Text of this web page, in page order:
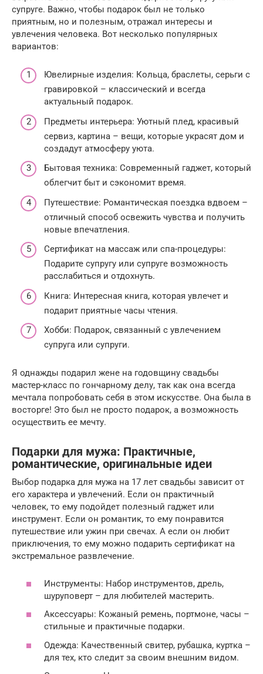
супруге. Важно, чтобы подарок был не только
приятным, но и полезным, отражал интересы и
увлечения человека. Вот несколько популярных
вариантов:
Ювелирные изделия: Кольца, браслеты, серьги с
гравировкой – классический и всегда
актуальный подарок.
Предметы интерьера: Уютный плед, красивый
сервиз, картина – вещи, которые украсят дом и
создадут атмосферу уюта.
Бытовая техника: Современный гаджет, который
облегчит быт и сэкономит время.
Путешествие: Романтическая поездка вдвоем –
отличный способ освежить чувства и получить
новые впечатления.
Сертификат на массаж или спа-процедуры:
Подарите супругу или супруге возможность
расслабиться и отдохнуть.
Книга: Интересная книга, которая увлечет и
подарит приятные часы чтения.
Хобби: Подарок, связанный с увлечением
супруга или супруги.
Я однажды подарил жене на годовщину свадьбы
мастер-класс по гончарному делу, так как она всегда
мечтала попробовать себя в этом искусстве. Она была в
восторге! Это был не просто подарок, а возможность
осуществить ее мечту.
Подарки для мужа: Практичные,
романтические, оригинальные идеи
Выбор подарка для мужа на 17 лет свадьбы зависит от
его характера и увлечений. Если он практичный
человек, то ему подойдет полезный гаджет или
инструмент. Если он романтик, то ему понравится
путешествие или ужин при свечах. А если он любит
приключения, то ему можно подарить сертификат на
экстремальное развлечение.
Инструменты: Набор инструментов, дрель,
шуруповерт – для любителей мастерить.
Аксессуары: Кожаный ремень, портмоне, часы –
стильные и практичные подарки.
Одежда: Качественный свитер, рубашка, куртка –
для тех, кто следит за своим внешним видом.